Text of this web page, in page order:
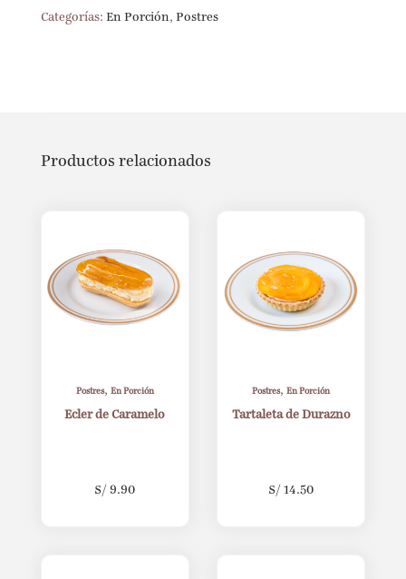
Categorías: En Porción, Postres
Productos relacionados
Postres, En Porción
Ecler de Caramelo
S/ 9.90
Postres,En Porción
Tartaleta de Durazno
S/ 14.50